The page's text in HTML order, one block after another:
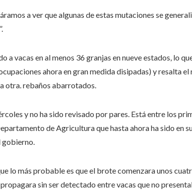
a ver que algunas de estas mutaciones se
a vacas en al menos 36 granjas en nueve estados, lo
ahora en gran medida disipadas) y resalta el
otra. rebaños abarrotados.
y no ha sido revisado por pares. Está entre los
de Agricultura que hasta ahora ha sido en
gobierno.
lo más probable es que el brote comenzara unos
sin ser detectado entre vacas que no